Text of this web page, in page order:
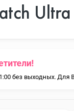
Ultra
без выходных. Для